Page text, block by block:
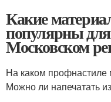
Какие
популярны для
Московском
На каком профнастиле
Можно ли напечатать